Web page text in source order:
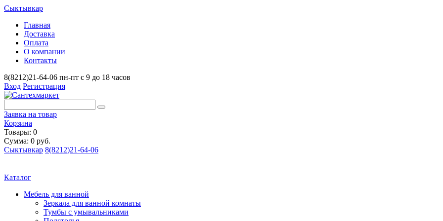
Сыктывкар
Главная
Доставка
Оплата
О компании
Контакты
8(8212)21-64-06 пн-пт с 9 до 18 часов
Вход Регистрация
Заявка на товар
Корзина
Товары: 0
Сумма: 0 руб.
Сыктывкар 8(8212)21-64-06
Каталог
Мебель для ванной
Зеркала для ванной комнаты
Тумбы с умывальниками